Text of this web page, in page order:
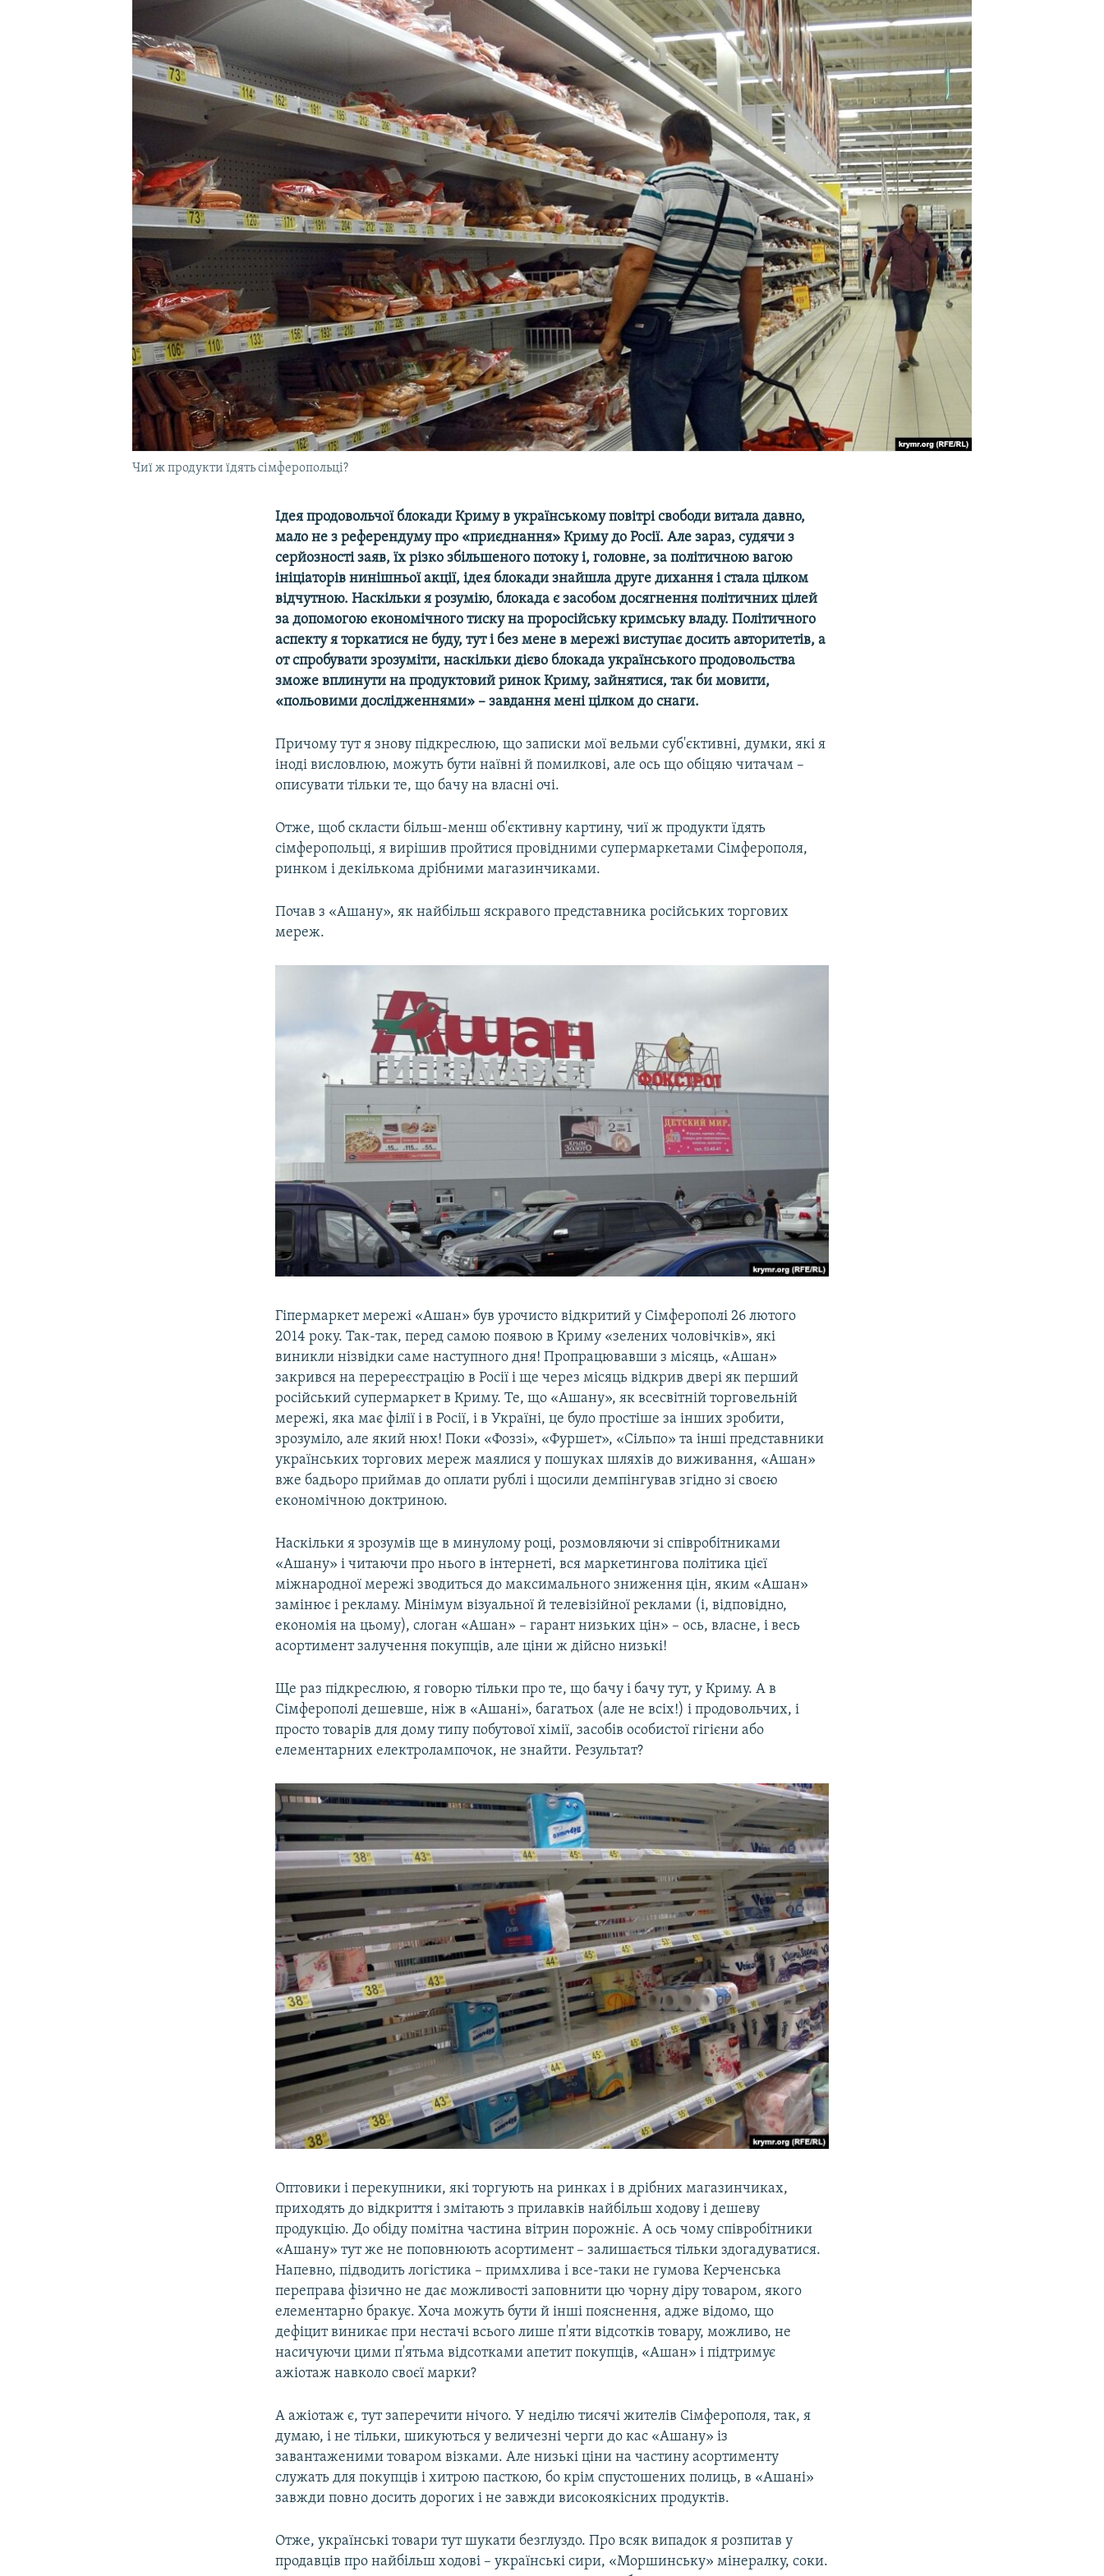
УКРАЇНСЬКА ПРОБЛЕМА КРИМУ
Чиї ж продукти їдять сімферопольці?
Ідея продовольчої блокади Криму в українському повітрі свободи витала давно,
мало не з референдуму про «приєднання» Криму до Росії. Але зараз, судячи з
серйозності заяв, їх різко збільшеного потоку і, головне, за політичною вагою
ініціаторів нинішньої акції, ідея блокади знайшла друге дихання і стала цілком
відчутною. Наскільки я розумію, блокада є засобом досягнення політичних цілей
за допомогою економічного тиску на проросійську кримську владу. Політичного
аспекту я торкатися не буду, тут і без мене в мережі виступає досить авторитетів, а
от спробувати зрозуміти, наскільки дієво блокада українського продовольства
зможе вплинути на продуктовий ринок Криму, зайнятися, так би мовити,
«польовими дослідженнями» – завдання мені цілком до снаги.
Причому тут я знову підкреслюю, що записки мої вельми суб'єктивні, думки, які я
іноді висловлюю, можуть бути наївні й помилкові, але ось що обіцяю читачам –
описувати тільки те, що бачу на власні очі.
Отже, щоб скласти більш-менш об'єктивну картину, чиї ж продукти їдять
сімферопольці, я вирішив пройтися провідними супермаркетами Сімферополя,
ринком і декількома дрібними магазинчиками.
Почав з «Ашану», як найбільш яскравого представника російських торгових
мереж.
Гіпермаркет мережі «Ашан» був урочисто відкритий у Сімферополі 26 лютого
2014 року. Так-так, перед самою появою в Криму «зелених чоловічків», які
виникли нізвідки саме наступного дня! Пропрацювавши з місяць, «Ашан»
закрився на перереєстрацію в Росії і ще через місяць відкрив двері як перший
російський супермаркет в Криму. Те, що «Ашану», як всесвітній торговельній
мережі, яка має філії і в Росії, і в Україні, це було простіше за інших зробити,
зрозуміло, але який нюх! Поки «Фоззі», «Фуршет», «Сільпо» та інші представники
українських торгових мереж маялися у пошуках шляхів до виживання, «Ашан»
вже бадьоро приймав до оплати рублі і щосили демпінгував згідно зі своєю
економічною доктриною.
Наскільки я зрозумів ще в минулому році, розмовляючи зі співробітниками
«Ашану» і читаючи про нього в інтернеті, вся маркетингова політика цієї
міжнародної мережі зводиться до максимального зниження цін, яким «Ашан»
замінює і рекламу. Мінімум візуальної й телевізійної реклами (і, відповідно,
економія на цьому), слоган «Ашан» – гарант низьких цін» – ось, власне, і весь
асортимент залучення покупців, але ціни ж дійсно низькі!
Ще раз підкреслюю, я говорю тільки про те, що бачу і бачу тут, у Криму. А в
Сімферополі дешевше, ніж в «Ашані», багатьох (але не всіх!) і продовольчих, і
просто товарів для дому типу побутової хімії, засобів особистої гігієни або
елементарних електролампочок, не знайти. Результат?
Оптовики і перекупники, які торгують на ринках і в дрібних магазинчиках,
приходять до відкриття і змітають з прилавків найбільш ходову і дешеву
продукцію. До обіду помітна частина вітрин порожніє. А ось чому співробітники
«Ашану» тут же не поповнюють асортимент – залишається тільки здогадуватися.
Напевно, підводить логістика – примхлива і все-таки не гумова Керченська
переправа фізично не дає можливості заповнити цю чорну діру товаром, якого
елементарно бракує. Хоча можуть бути й інші пояснення, адже відомо, що
дефіцит виникає при нестачі всього лише п'яти відсотків товару, можливо, не
насичуючи цими п'ятьма відсотками апетит покупців, «Ашан» і підтримує
ажіотаж навколо своєї марки?
А ажіотаж є, тут заперечити нічого. У неділю тисячі жителів Сімферополя, так, я
думаю, і не тільки, шикуються у величезні черги до кас «Ашану» із
завантаженими товаром візками. Але низькі ціни на частину асортименту
служать для покупців і хитрою пасткою, бо крім спустошених полиць, в «Ашані»
завжди повно досить дорогих і не завжди високоякісних продуктів.
Отже, українські товари тут шукати безглуздо. Про всяк випадок я розпитав у
продавців про найбільш ходові – українські сири, «Моршинську» мінералку, соки.